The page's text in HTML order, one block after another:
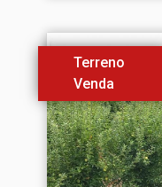
Terreno
Venda